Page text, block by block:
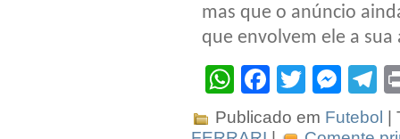
mas que o anúncio
que envolvem ele a
WhatsApp
Facebook
Twitter
Publicado em Futebol
|